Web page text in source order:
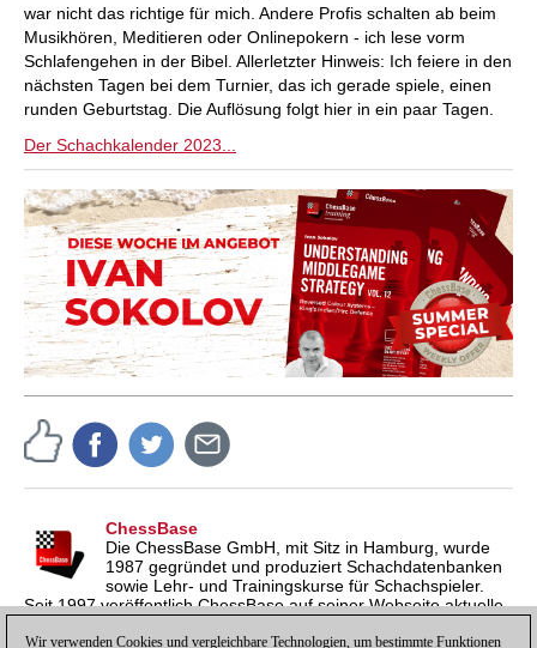
war nicht das richtige für mich. Andere Profis schalten ab beim
Musikhören, Meditieren oder Onlinepokern - ich lese vorm
Schlafengehen in der Bibel. Allerletzter Hinweis: Ich feiere in den
nächsten Tagen bei dem Turnier, das ich gerade spiele, einen
runden Geburtstag. Die Auflösung folgt hier in ein paar Tagen.
Der Schachkalender 2023...
ChessBase
Die ChessBase GmbH, mit Sitz in Hamburg, wurde
1987 gegründet und produziert Schachdatenbanken
sowie Lehr- und Trainingskurse für Schachspieler.
Seit 1997 veröffentlich ChessBase auf seiner Webseite aktuelle
inzwischen in vier Sprachen und gilt weltweit als wichtigste
Wir verwenden Cookies und vergleichbare Technologien, um bestimmte Funktionen